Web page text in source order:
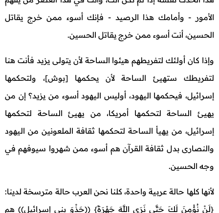
الأمور - وأمامك هذا الرصيد - فإنك أسوء ممن خرج يقاتل
الحسين، أنت أسوء ممن خرج يقاتل الحسين.
وإذا كان أولئك لتفريطهم هيئوا الساحة لأن يتولى يزيد فأنت هنا
لتفريطك ستهيئ الساحة لأن يحكمها [بوش]، ولتحكمها
إسرائيل، فيحكمها اليهود، أوليس اليهود أسوء من يزيد؟ إن من
يهيئ الساحة لتحكمها أمريكا، من يهيئ الساحة لتحكمها
إسرائيل، من يهيأ الساحة لتحكمها ثقافة الملعونين من اليهود
والنصارى بدل ثقافة القرآن هم أسوء ممن شهروا سيوفهم في
وجه الحسين.
لأنها كلها حالة عربية واحدة، كلنا نحن العرب حالة مترسخة لدينا:
{لَنْ نُؤْمِنَ لَكَ حَتَّى نَرَى اللَّهَ جَهْرَةً} ((حَذْوَ بني إسرائيل)) هم